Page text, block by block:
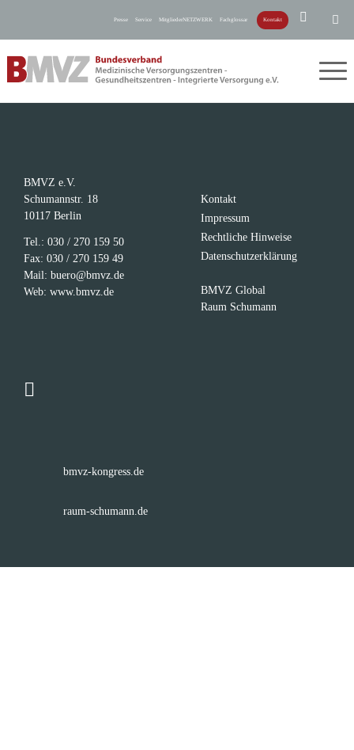
Presse Service MitgliederNETZWERK Fachglossar Kontakt
BMVZ e.V.
Schumannstr. 18
10117 Berlin
Tel.: 030 / 270 159 50
Fax: 030 / 270 159 49
Mail: buero@bmvz.de
Web: www.bmvz.de
Kontakt
Impressum
Rechtliche Hinweise
Datenschutzerklärung
BMVZ Global
Raum Schumann
bmvz-kongress.de
raum-schumann.de